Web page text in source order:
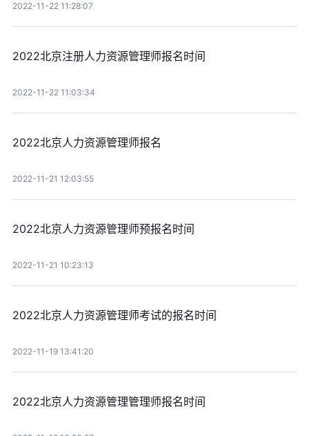
2022-11-22 11:28:07
2022北京注册人力资源管理师报名时间
2022-11-22 11:03:34
2022北京人力资源管理师报名
2022-11-21 12:03:55
2022北京人力资源管理师预报名时间
2022-11-21 10:23:13
2022北京人力资源管理师考试的报名时间
2022-11-19 13:41:20
2022北京人力资源管理管理师报名时间